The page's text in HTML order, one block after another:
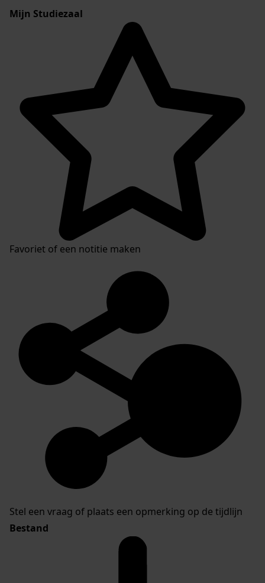
Mijn Studiezaal
Favoriet of een notitie maken
Stel een vraag of plaats een opmerking op de tijdlijn
Bestand